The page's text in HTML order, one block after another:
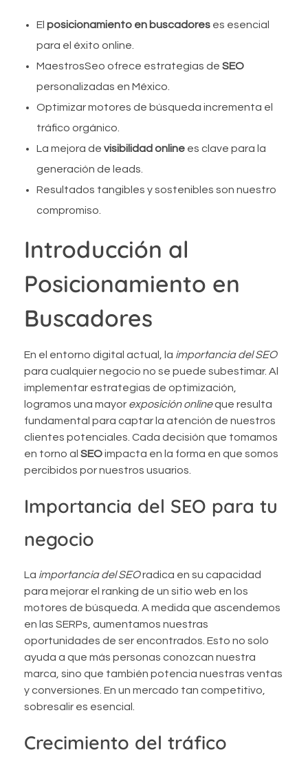
El posicionamiento en buscadoreses esencial
para el éxito online.
MaestrosSeo ofrece estrategias de SEO
personalizadas en México.
Optimizar motores de búsqueda incrementa el
tráfico orgánico.
La mejora de visibilidad onlinees clave para la
generación de leads.
Resultados tangibles y sostenibles son nuestro
compromiso.
Introducción al
Posicionamiento en
Buscadores
En el entorno digital actual, la importancia del SEO
para cualquier negocio no se puede subestimar. Al
implementar estrategias de optimización,
logramos una mayor exposición onlineque resulta
fundamental para captar la atención de nuestros
clientes potenciales. Cada decisión que tomamos
en torno al SEOimpacta en la forma en que somos
percibidos por nuestros usuarios.
Importancia del SEO para tu
negocio
La importancia del SEOradica en su capacidad
para mejorar el ranking de un sitio web en los
motores de búsqueda. A medida que ascendemos
en las SERPs, aumentamos nuestras
oportunidades de ser encontrados. Esto no solo
ayuda a que más personas conozcan nuestra
marca, sino que también potencia nuestras ventas
y conversiones. En un mercado tan competitivo,
sobresalir es esencial.
Crecimiento del tráfico